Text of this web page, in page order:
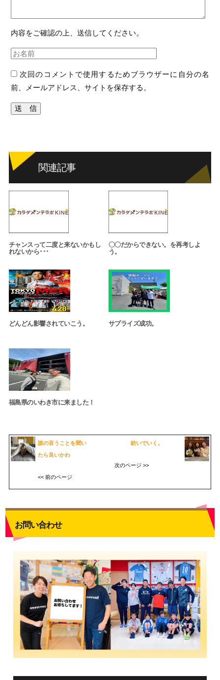
内容をご確認の上、送信してください。
次回のコメントで使用するためブラウザーに自分の名
前、メールアドレス、サイトを保存する。
関連記事
チャンスって二度と来ないかもし
れないから･･･
〇〇だからできない。を再考しよ
う。
どんどん影響されていこう。 サプライズ成功。
福島県のいわき市に来ました！
誰の言うことを聞い
たら良いかわ
<< 前のページ
紡いでいく。
次のページ >>
お問い合わせ